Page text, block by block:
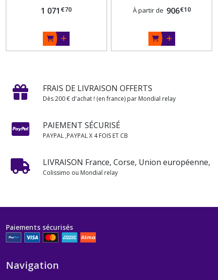
1 071 €70 À partir de 906€10
FRAIS DE LIVRAISON OFFERTS
Dès 200 € d'achat ! (en france) par Mondial relay
PAIEMENT SÉCURISÉ
PAYPAL ,PAYPAL X 4 FOIS ET CB
LIVRAISON France, Corse, Union européenne,
Colissimo ou Mondial relay
Paiements sécurisés
Navigation